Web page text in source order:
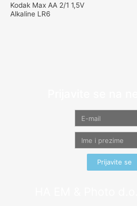
Kodak Max AA 2/1 1,5V
Alkaline LR6
Prijavite se